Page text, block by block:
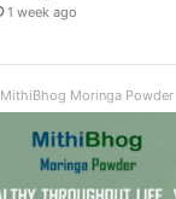
1 week ago
MithiBhog Moringa Powder